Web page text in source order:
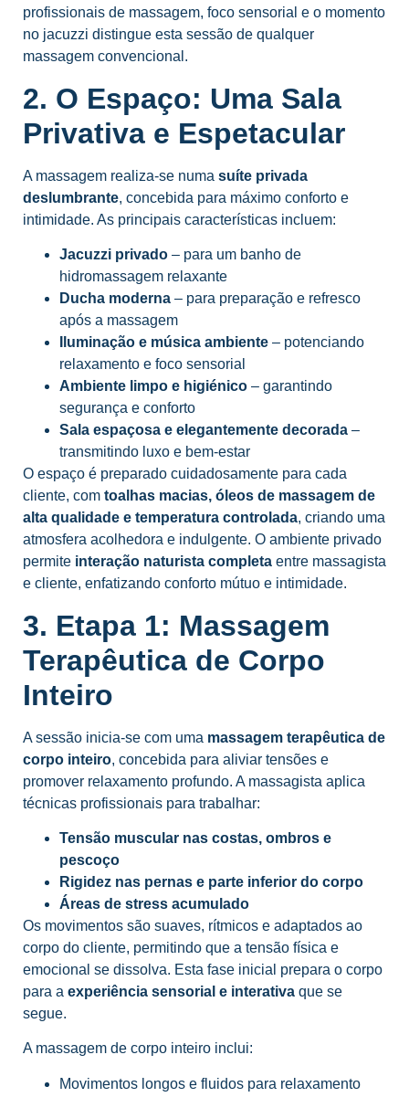
profissionais de massagem, foco sensorial e o momento
no jacuzzi distingue esta sessão de qualquer
massagem convencional.
2. O Espaço: Uma Sala
Privativa e Espetacular
A massagem realiza-se numa suíte privada
deslumbrante, concebida para máximo conforto e
intimidade. As principais características incluem:
Jacuzzi privado – para um banho de
hidromassagem relaxante
Ducha moderna – para preparação e refresco
após a massagem
Iluminação e música ambiente – potenciando
relaxamento e foco sensorial
Ambiente limpo e higiénico – garantindo
segurança e conforto
Sala espaçosa e elegantemente decorada –
transmitindo luxo e bem-estar
O espaço é preparado cuidadosamente para cada
cliente, com toalhas macias, óleos de massagem de
alta qualidade e temperatura controlada, criando uma
atmosfera acolhedora e indulgente. O ambiente privado
permite interação naturista completa entre massagista
e cliente, enfatizando conforto mútuo e intimidade.
3. Etapa 1: Massagem
Terapêutica de Corpo
Inteiro
A sessão inicia-se com uma massagem terapêutica de
corpo inteiro, concebida para aliviar tensões e
promover relaxamento profundo. A massagista aplica
técnicas profissionais para trabalhar:
Tensão muscular nas costas, ombros e
pescoço
Rigidez nas pernas e parte inferior do corpo
Áreas de stress acumulado
Os movimentos são suaves, rítmicos e adaptados ao
corpo do cliente, permitindo que a tensão física e
emocional se dissolva. Esta fase inicial prepara o corpo
para a experiência sensorial e interativa que se
segue.
A massagem de corpo inteiro inclui:
Movimentos longos e fluidos para relaxamento